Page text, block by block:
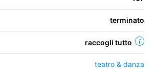
terminato
raccogli tutto
teatro & danza